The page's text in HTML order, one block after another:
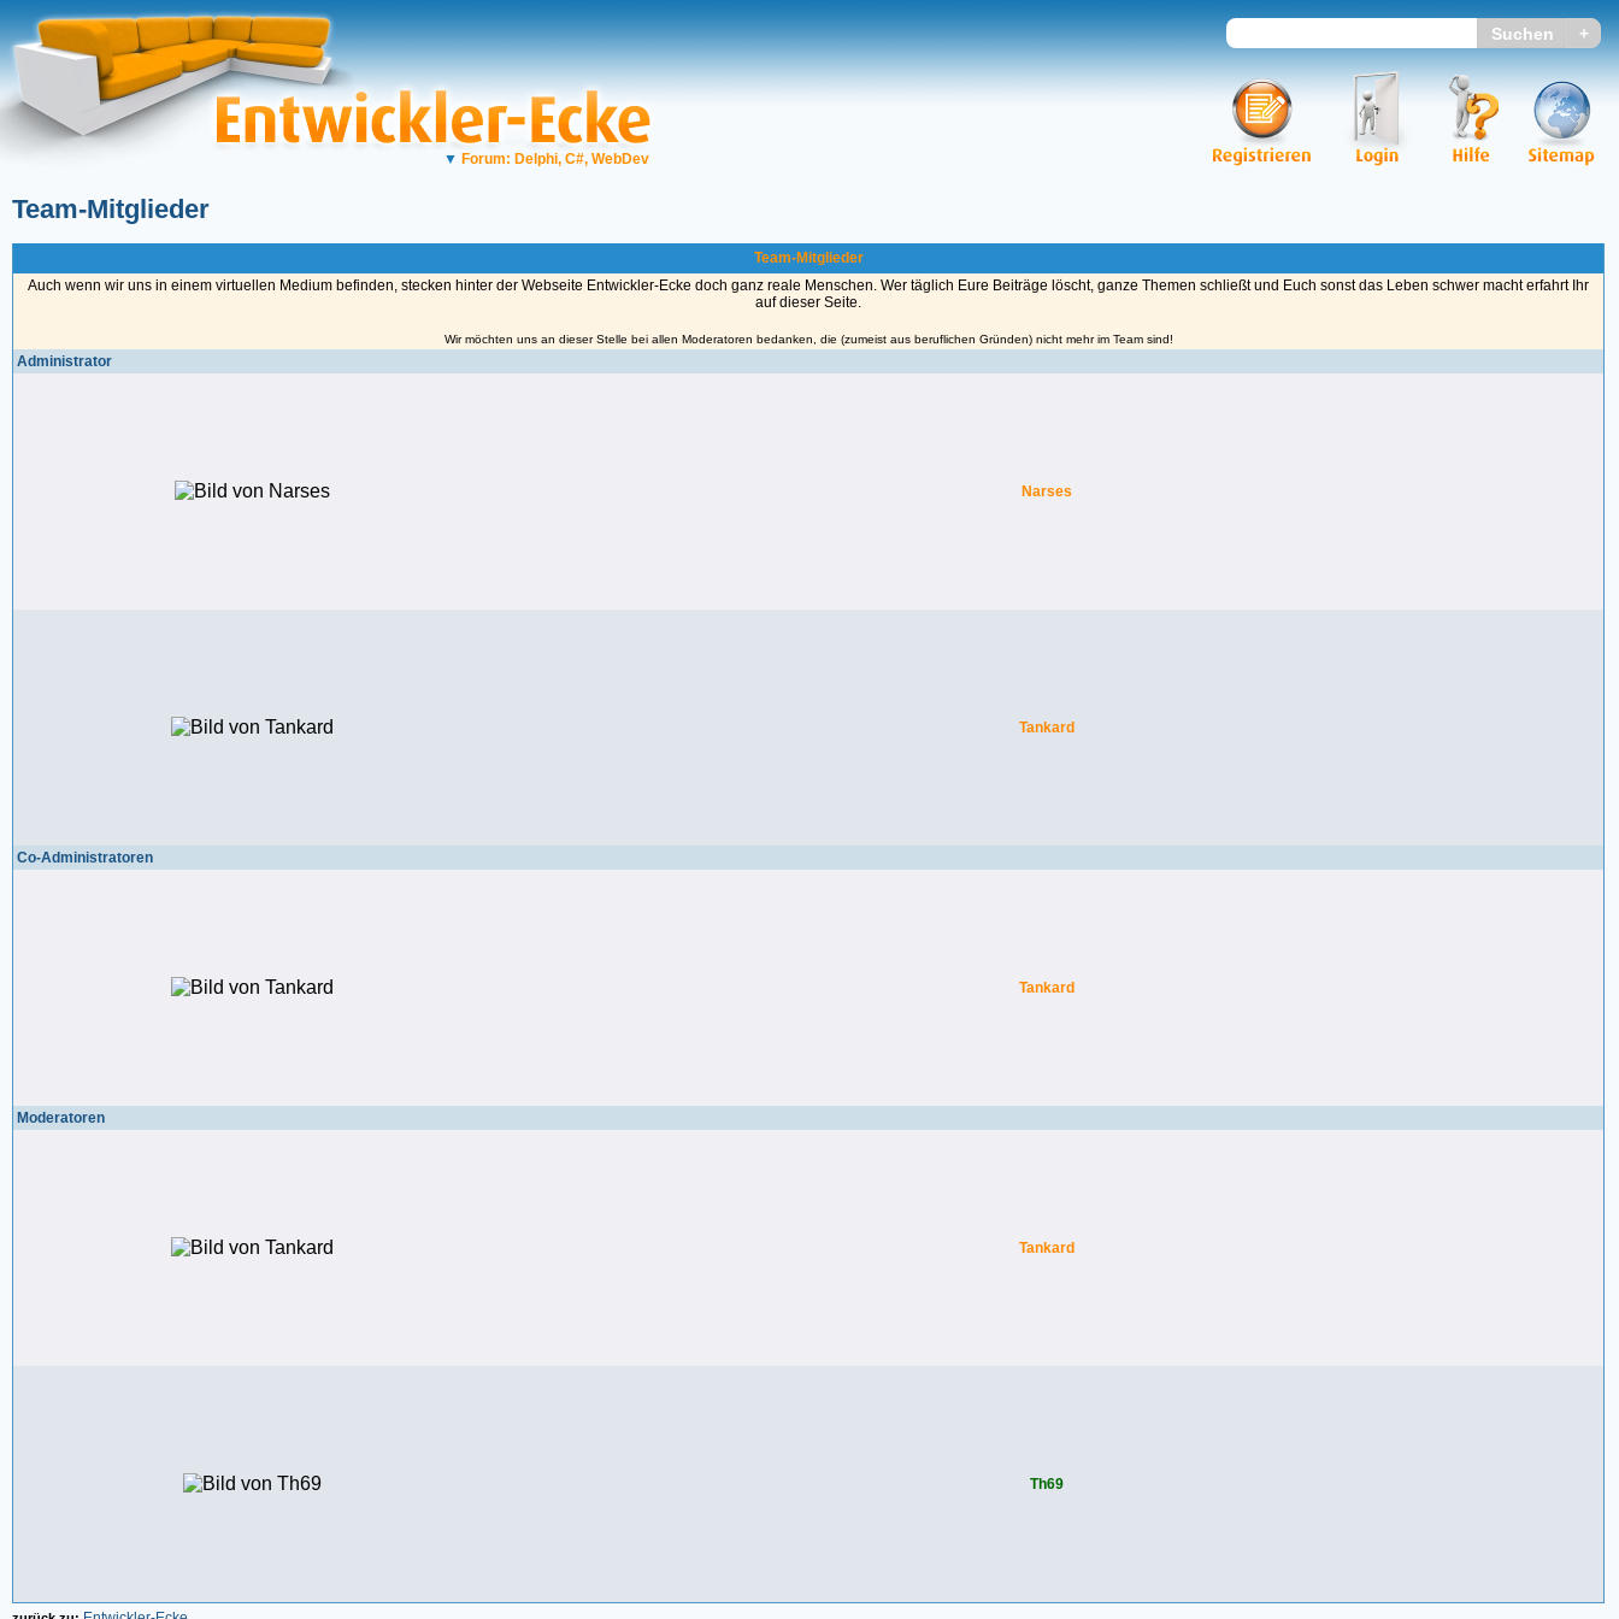
▼ Forum: Delphi, C#, WebDev
Team-Mitglieder
Team-Mitglieder
Auch wenn wir uns in einem virtuellen Medium befinden, stecken hinter der Webseite Entwickler-Ecke doch ganz reale Menschen. Wer täglich Eure Beiträge löscht, ganze Themen schließt und Euch sonst das Leben schwer macht erfahrt Ihr
auf dieser Seite.
Wir möchten uns an dieser Stelle bei allen Moderatoren bedanken, die (zumeist aus beruflichen Gründen) nicht mehr im Team sind!
Administrator
Narses
Tankard
Co-Administratoren
Tankard
Moderatoren
Tankard
Th69